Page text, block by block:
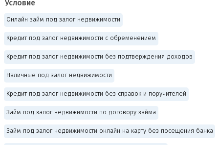
Условие
Онлайн займ под залог недвижимости
Кредит под залог недвижимости с обременением
Кредит под залог недвижимости без подтверждения доходов
Наличные под залог недвижимости
Кредит под залог недвижимости без справок и поручителей
Займ под залог недвижимости по договору займа
Займ под залог недвижимости онлайн на карту без посещения банка